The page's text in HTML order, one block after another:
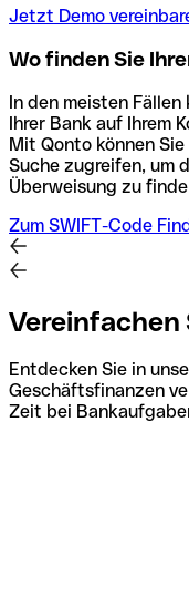
Jetzt Demo
Wo finden Sie
In den meisten Fällen
Ihrer Bank auf Ihrem
Mit Qonto können
Suche zugreifen, um
Überweisung zu
Zum SWIFT-Code
Vereinfachen
Entdecken Sie in
Geschäftsfinanzen
Zeit bei